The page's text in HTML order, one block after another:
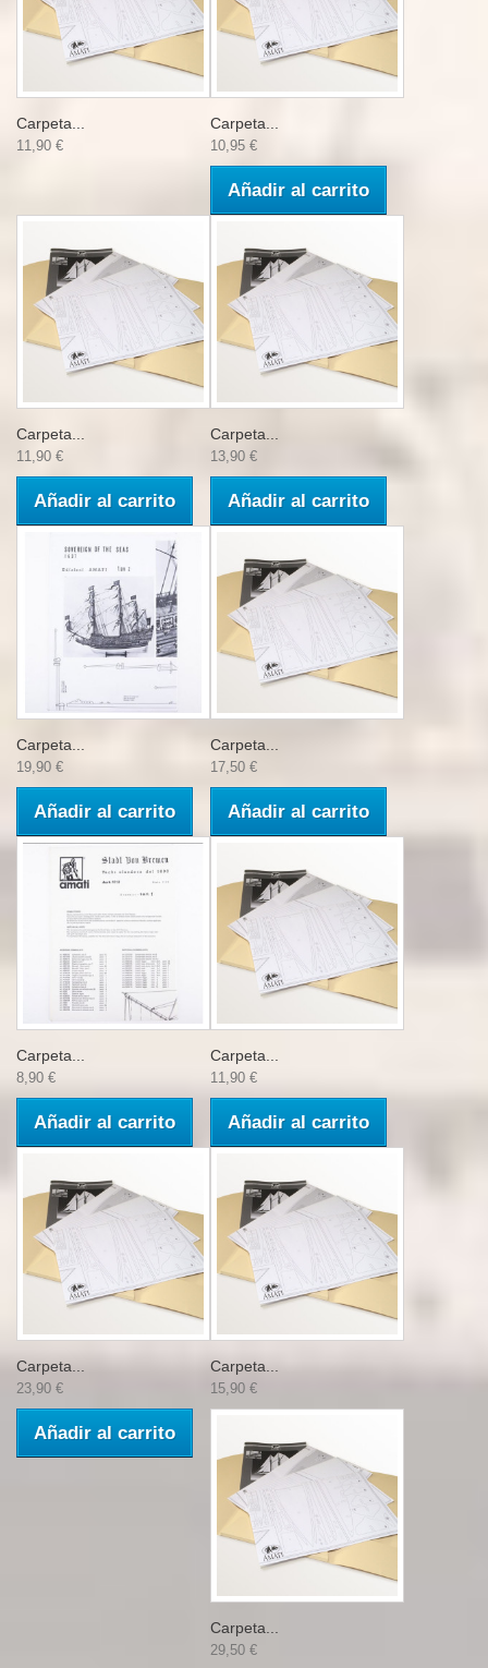
Carpeta...
11,90 €
Carpeta...
10,95 €
Añadir al carrito
Carpeta...
11,90 €
Añadir al carrito
Carpeta...
13,90 €
Añadir al carrito
Carpeta...
19,90 €
Añadir al carrito
Carpeta...
17,50 €
Añadir al carrito
Carpeta...
8,90 €
Añadir al carrito
Carpeta...
11,90 €
Añadir al carrito
Carpeta...
23,90 €
Añadir al carrito
Carpeta...
15,90 €
Carpeta...
29,50 €